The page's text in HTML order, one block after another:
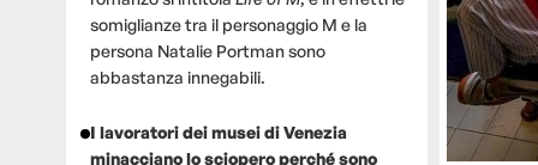
somiglianze tra il personaggio M e la
persona Natalie Portman sono
abbastanza innegabili.
I lavoratori dei musei di Venezia
minacciano lo sciopero perché sono